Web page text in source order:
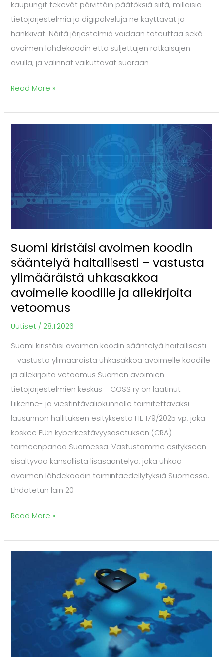
kaupungit tekevät päivittäin päätöksiä siitä, millaisia
tietojärjestelmiä ja digipalveluja ne käyttävät ja
hankkivat. Näitä järjestelmiä voidaan toteuttaa sekä
avoimen lähdekoodin että suljettujen ratkaisujen
avulla, ja valinnat vaikuttavat suoraan
Read More »
Suomi kiristäisi avoimen koodin
sääntelyä haitallisesti – vastusta
ylimääräistä uhkasakkoa
avoimelle koodille ja allekirjoita
vetoomus
Uutiset / 28.1.2026
Suomi kiristäisi avoimen koodin sääntelyä haitallisesti
– vastusta ylimääräistä uhkasakkoa avoimelle koodille
ja allekirjoita vetoomus Suomen avoimien
tietojärjestelmien keskus – COSS ry on laatinut
Liikenne- ja viestintävaliokunnalle toimitettavaksi
lausunnon hallituksen esityksestä HE 179/2025 vp, joka
koskee EU:n kyberkestävyysasetuksen (CRA)
toimeenpanoa Suomessa. Vastustamme esitykseen
sisältyvää kansallista lisäsääntelyä, joka uhkaa
avoimen lähdekoodin toimintaedellytyksiä Suomessa.
Ehdotetun lain 20
kiristäisi
avoimen
koodin
sääntelyä
haitallisesti
vastusta
ylimääräistä
uhkasakkoa
avoimelle
koodille
ja
vetoomus
Read More »
vetoomuksen
lähdekoodin
puolesta